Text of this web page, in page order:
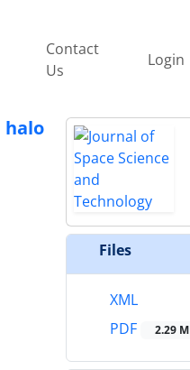
Contact
Us
Login
Files
XML
PDF
2.29 M